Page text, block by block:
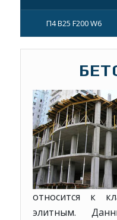
П4 В25 F200 W6
относится к
элитным.